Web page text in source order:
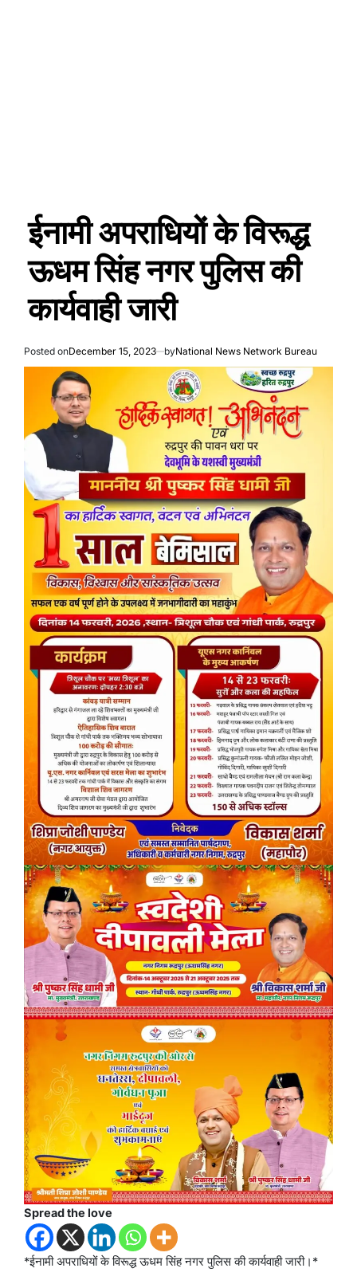
ईनामी अपराधियों के विरूद्ध
ऊधम सिंह नगर पुलिस की
कार्यवाही जारी
Posted onDecember 15, 2023 byNational News Network Bureau
Spread the love
*ईनामी अपराधियों के विरूद्ध ऊधम सिंह नगर पुलिस की कार्यवाही जारी।*